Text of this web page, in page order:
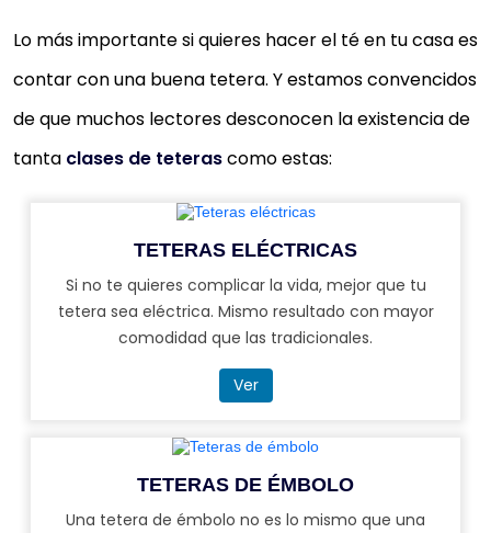
Lo más importante si quieres hacer el té en tu casa es
contar con una buena tetera. Y estamos convencidos
de que muchos lectores desconocen la existencia de
tanta clases de teterascomo estas:
TETERAS ELÉCTRICAS
Si no te quieres complicar la vida, mejor que tu
tetera sea eléctrica. Mismo resultado con mayor
comodidad que las tradicionales.
Ver
TETERAS DE ÉMBOLO
Una tetera de émbolo no es lo mismo que una